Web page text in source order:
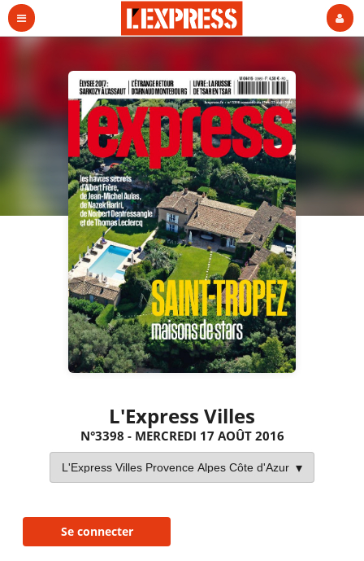
L'Express Villes
N°3398 - MERCREDI 17 AOÛT 2016
Se connecter